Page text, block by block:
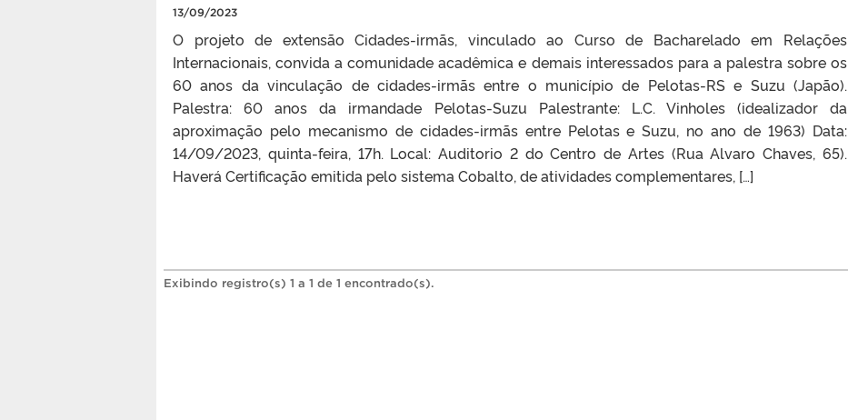
13/09/2023
O projeto de extensão Cidades-irmãs, vinculado ao Curso de Bacharelado em Relações
Internacionais, convida a comunidade acadêmica e demais interessados para a palestra sobre os
60 anos da vinculação de cidades-irmãs entre o município de Pelotas-RS e Suzu (Japão).
Palestra: 60 anos da irmandade Pelotas-Suzu Palestrante: L.C. Vinholes (idealizador da
aproximação pelo mecanismo de cidades-irmãs entre Pelotas e Suzu, no ano de 1963) Data:
14/09/2023, quinta-feira, 17h. Local: Auditorio 2 do Centro de Artes (Rua Alvaro Chaves, 65).
Haverá Certificação emitida pelo sistema Cobalto, de atividades complementares, […]
Exibindo registro(s) 1 a 1 de 1 encontrado(s).